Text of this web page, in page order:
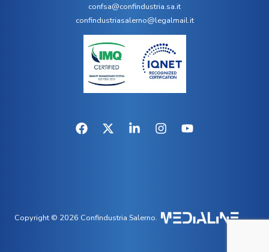
confsa@confindustria.sa.it
confindustriasalerno@legalmail.it
Copyright © 2026 Confindustria Salerno.